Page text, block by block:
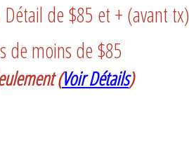
de $85 et + (avant tx)
de moins de $85
(Voir Détails)